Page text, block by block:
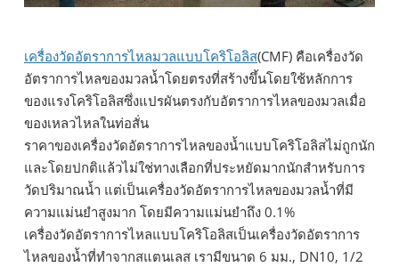
เครื่องวัดอัตราการไหลมวลแบบโคริโอลิส(CMF) คือเครื่องวัด
อัตราการไหลของมวลน้ำโดยตรงที่สร้างขึ้นโดยใช้หลักการ
ของแรงโคริโอลิสซึ่งแปรผันตรงกับอัตราการไหลของมวลเมื่อ
ของเหลวไหลในท่อสั่น
ราคาของเครื่องวัดอัตราการไหลของน้ำแบบโคริโอลิสไม่ถูกนัก
และโดยปกติแล้วไม่ใช่ทางเลือกที่ประหยัดมากนักสำหรับการ
วัดปริมาณน้ำ แต่เป็นเครื่องวัดอัตราการไหลของมวลน้ำที่มี
ความแม่นยำสูงมาก โดยมีความแม่นยำถึง 0.1%
เครื่องวัดอัตราการไหลแบบโคริโอลิสเป็นเครื่องวัดอัตราการ
ไหลของน้ำที่ทำจากสแตนเลส เรามีขนาด 6 มม., DN10, 1/2